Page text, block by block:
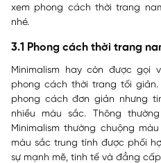
xem phong cách thời trang
nhé.
3.1 Phong cách thời trang
Minimalism hay còn được gọi
phong cách thời trang tối
phong cách đơn giản nhưng
nhiều màu sắc. Thông
Minimalism thường chuộng
màu sắc trung tính được phối
sự mạnh mẽ, tinh tế và đẳng